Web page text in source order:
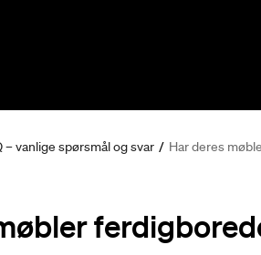
– vanlige spørsmål og svar / Har deres